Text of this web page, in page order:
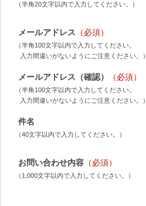
（半角20文字以内で入力してください。）
メールアドレス （必須）
（半角100文字以内で入力してください。
入力間違いがないようにご注意ください。）
メールアドレス（確認） （必須）
（半角100文字以内で入力してください。
入力間違いがないようにご注意ください。）
件名
（40文字以内で入力してください。）
お問い合わせ内容 （必須）
（1,000文字以内で入力してください。）